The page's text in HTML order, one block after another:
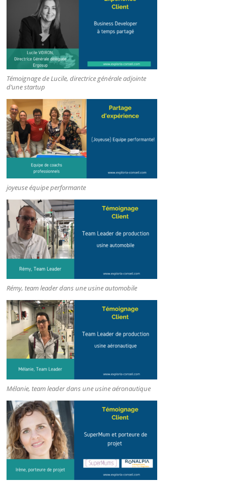
Témoignage de Lucile, directrice générale adjointe
d’une startup
joyeuse équipe performante
Rémy, team leader dans une usine automobile
Mélanie, team leader dans une usine aéronautique